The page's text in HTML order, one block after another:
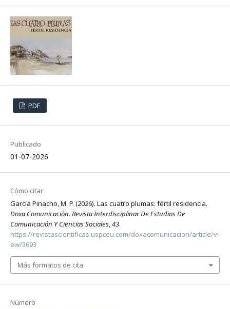
PDF
Publicado
01-07-2026
Número
Cómo citar
García Pinacho, M. P. (2026). Las cuatro plumas: fértil residencia.
Doxa Comunicación. Revista Interdisciplinar De Estudios De
Comunicación Y Ciencias Sociales,43.
https://revistascientificas.uspceu.com/doxacomunicacion/article/vi
ew/3693
Más formatos de cita